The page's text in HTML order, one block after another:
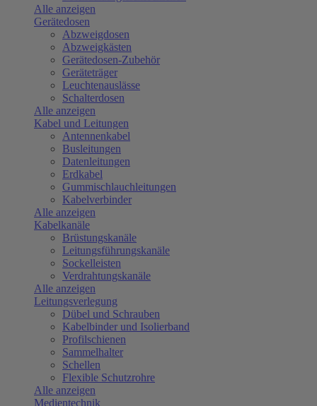
Alle anzeigen
Gerätedosen
Abzweigdosen
Abzweigkästen
Gerätedosen-Zubehör
Geräteträger
Leuchtenauslässe
Schalterdosen
Alle anzeigen
Kabel und Leitungen
Antennenkabel
Busleitungen
Datenleitungen
Erdkabel
Gummischlauchleitungen
Kabelverbinder
Alle anzeigen
Kabelkanäle
Brüstungskanäle
Leitungsführungskanäle
Sockelleisten
Verdrahtungskanäle
Alle anzeigen
Leitungsverlegung
Dübel und Schrauben
Kabelbinder und Isolierband
Profilschienen
Sammelhalter
Schellen
Flexible Schutzrohre
Alle anzeigen
Medientechnik